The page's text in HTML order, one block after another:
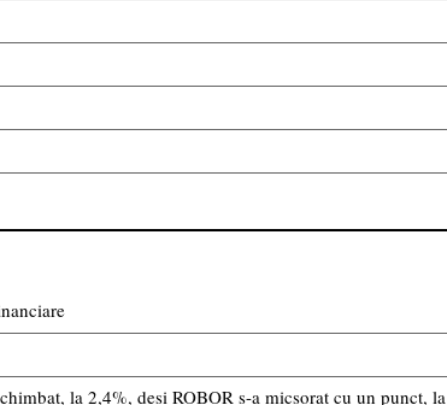
la 2,4%, desi ROBOR s-a micsorat cu un punct,